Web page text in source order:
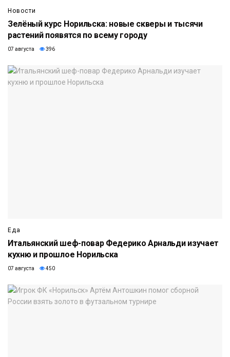
Новости
Зелёный курс Норильска: новые скверы и тысячи
растений появятся по всему городу
07 августа 396
Еда
Итальянский шеф-повар Федерико Арнальди изучает
кухню и прошлое Норильска
07 августа 450